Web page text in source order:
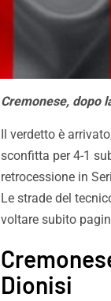
Cremonese, dopo
Il verdetto è
sconfitta per 4-1
retrocessione in
Le strade del
voltare subito
Dionisi